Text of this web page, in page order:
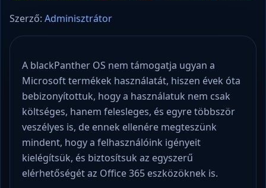
Szerző: Adminisztrátor
A blackPanther OS nem támogatja ugyan a
Microsoft termékek használatát, hiszen évek óta
bebizonyítottuk, hogy a használatuk nem csak
költséges, hanem felesleges, és egyre többször
veszélyes is, de ennek ellenére megteszünk
mindent, hogy a felhasználóink igényeit
kielégítsük, és biztosítsuk az egyszerű
elérhetőségét az Office 365 eszközöknek is.